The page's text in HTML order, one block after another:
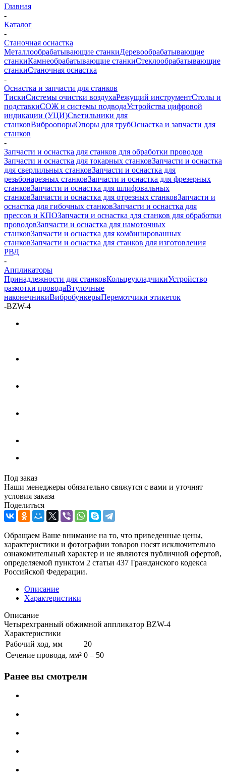
Главная
-
Каталог
-
Станочная оснастка
Металлообрабатывающие станкиДеревообрабатывающие
станкиКамнеобрабатывающие станкиСтеклообрабатывающие
станкиСтаночная оснастка
-
Оснастка и запчасти для станков
ТискиСистемы очистки воздухаРежущий инструментСтолы и
подставкиСОЖ и системы подводаУстройства цифровой
индикации (УЦИ)Светильники для
станковВиброопорыОпоры для трубОснастка и запчасти для
станков
-
Запчасти и оснастка для станков для обработки проводов
Запчасти и оснастка для токарных станковЗапчасти и оснастка
для сверлильных станковЗапчасти и оснастка для
резьбонарезных станковЗапчасти и оснастка для фрезерных
станковЗапчасти и оснастка для шлифовальных
станковЗапчасти и оснастка для отрезных станковЗапчасти и
оснастка для гибочных станковЗапчасти и оснастка для
прессов и КПОЗапчасти и оснастка для станков для обработки
проводовЗапчасти и оснастка для намоточных
станковЗапчасти и оснастка для комбинированных
станковЗапчасти и оснастка для станков для изготовления
РВД
-
Аппликаторы
Принадлежности для станковКольцеукладчикиУстройство
размотки проводаВтулочные
наконечникиВибробункерыПеремотчики этикеток
-BZW-4
Под заказ
Наши менеджеры обязательно свяжутся с вами и уточнят
условия заказа
Поделиться
Обращаем Ваше внимание на то, что приведенные цены,
характеристики и фотографии товаров носят исключительно
ознакомительный характер и не являются публичной офертой,
определяемой пунктом 2 статьи 437 Гражданского кодекса
Российской Федерации.
Описание
Характеристики
Описание
Четырехгранный обжимной аппликатор BZW-4
Характеристики
Рабочий ход, мм
20
Сечение провода, мм² 0 – 50
Ранее вы смотрели